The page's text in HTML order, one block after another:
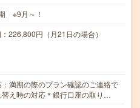
※9月～！
226,800円（月21日の場合）
満期の際のプラン確認のご連絡で
え時の対応＊銀行口座の取り…